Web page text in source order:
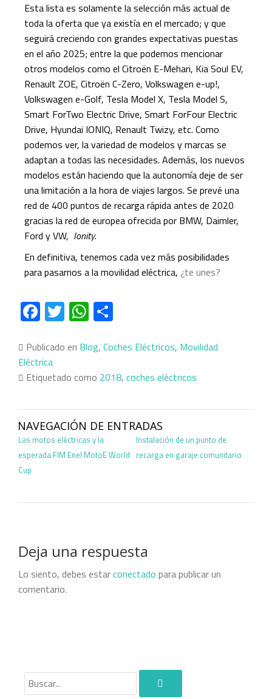
Esta lista es solamente la selección más actual de
toda la oferta que ya existía en el mercado; y que
seguirá creciendo con grandes expectativas puestas
en el año 2025; entre la que podemos mencionar
otros modelos como el Citroën E-Mehari, Kia Soul EV,
Renault ZOE, Citroën C-Zero, Volkswagen e-up!,
Volkswagen e-Golf, Tesla Model X, Tesla Model S,
Smart ForTwo Electric Drive, Smart ForFour Electric
Drive, Hyundai IONIQ, Renault Twizy, etc. Como
podemos ver, la variedad de modelos y marcas se
adaptan a todas las necesidades. Además, los nuevos
modelos están haciendo que la autonomía deje de ser
una limitación a la hora de viajes largos. Se prevé una
red de 400 puntos de recarga rápida antes de 2020
gracias la red de europea ofrecida por BMW, Daimler,
Ford y VW, Ionity.
En definitiva, tenemos cada vez más posibilidades
para pasarnos a la movilidad eléctrica, ¿te unes?
FacebookTwitter WhatsApp
Publicado en Blog, Coches Eléctricos, Movilidad
Eléctrica
Etiquetado como 2018, coches eléctricos
NAVEGACIÓN DE ENTRADAS
Las motos eléctricas y la
esperada FIM Enel MotoE World
Cup
Instalación de un punto de
recarga en garaje comunitario
Deja una respuesta
Lo siento, debes estarconectado para publicar un
comentario.